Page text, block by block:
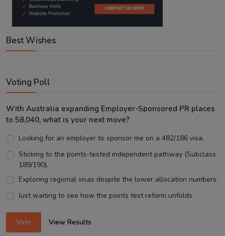
Best Wishes
Voting Poll
With Australia expanding Employer-Sponsored PR places
to 58,040, what is your next move?
Looking for an employer to sponsor me on a 482/186 visa.
Sticking to the points-tested independent pathway (Subclass
189/190).
Exploring regional visas despite the lower allocation numbers.
Just waiting to see how the points test reform unfolds.
Vote View Results